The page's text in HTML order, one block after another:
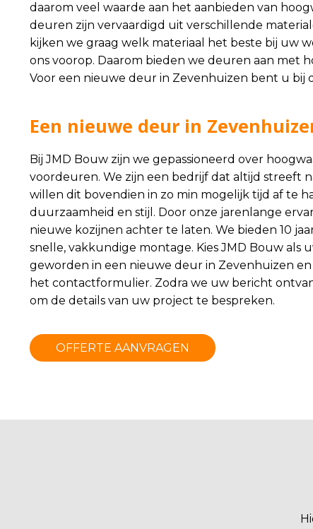
daarom veel waarde aan het aanbieden van
deuren zijn vervaardigd uit verschillende
kijken we graag welk materiaal het beste bij uw
ons voorop. Daarom bieden we deuren aan met
Voor een nieuwe deur in Zevenhuizen bent u bij
Een nieuwe deur in
Bij JMD Bouw zijn we gepassioneerd over
voordeuren. We zijn een bedrijf dat altijd streeft
willen dit bovendien in zo min mogelijk tijd af te
duurzaamheid en stijl. Door onze jarenlange
nieuwe kozijnen achter te laten. We bieden 10
snelle, vakkundige montage. Kies JMD Bouw
geworden in een nieuwe deur in Zevenhuizen
het contactformulier. Zodra we uw bericht
om de details van uw project te bespreken.
OFFERTE AANVRAGEN